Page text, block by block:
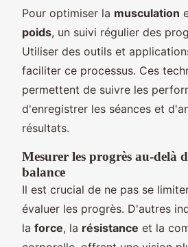
Pour optimiser la musculation
poids, un suivi régulier des
Utiliser des outils et
faciliter ce processus. Ces
permettent de suivre les
d'enregistrer les séances et
résultats.
Mesurer les progrès au-delà
balance
Il est crucial de ne pas se
évaluer les progrès. D'autres
la force, la résistance et la